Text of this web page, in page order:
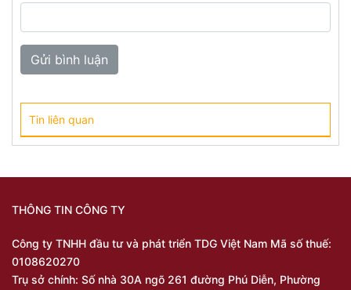
Tin liên quan
THÔNG TIN CÔNG TY
Công ty TNHH đầu tư và phát triển TDG Việt Nam Mã số thuế:
0108620270
Trụ sở chính: Số nhà 30A ngõ 261 đường Phú Diễn, Phường